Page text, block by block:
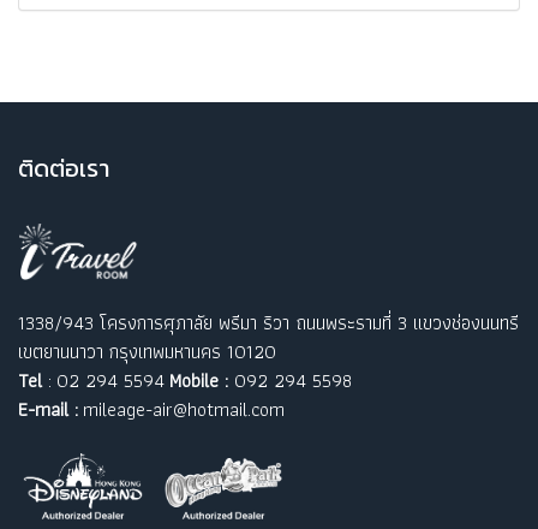
ติดต่อเรา
1338/943 โครงการศุภาลัย พรีมา ริวา ถนนพระรามที่ 3 แขวงช่องนนทรี
เขตยานนาวา กรุงเทพมหานคร 10120
Tel: 02 294 5594 Mobile : 092 294 5598
E-mail : mileage-air@hotmail.com